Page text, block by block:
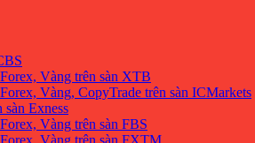
Vàng trên sàn XTB
Vàng, CopyTrade trên sàn ICMarkets
Exness
Vàng trên sàn FBS
Vàng trên sàn FXTM